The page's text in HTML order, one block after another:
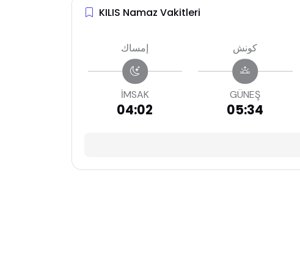
KILIS Namaz Vakitleri
إمساك
İMSAK
04:02
كونش
GÜNEŞ
05:34